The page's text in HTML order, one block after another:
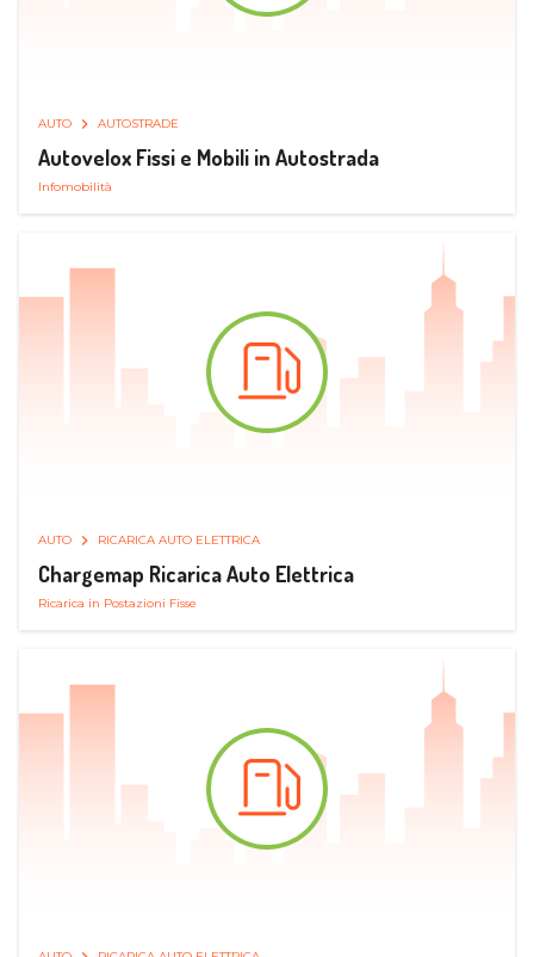
AUTO AUTOSTRADE
Autovelox Fissi e Mobili in Autostrada
Infomobilità
AUTO RICARICA AUTO ELETTRICA
Chargemap Ricarica Auto Elettrica
Ricarica in Postazioni Fisse